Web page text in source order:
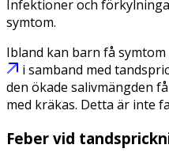
Infektioner och
symtom.
Ibland kan barn få
i samband med
den ökade salivmängden
med kräkas. Detta är inte
Feber vid